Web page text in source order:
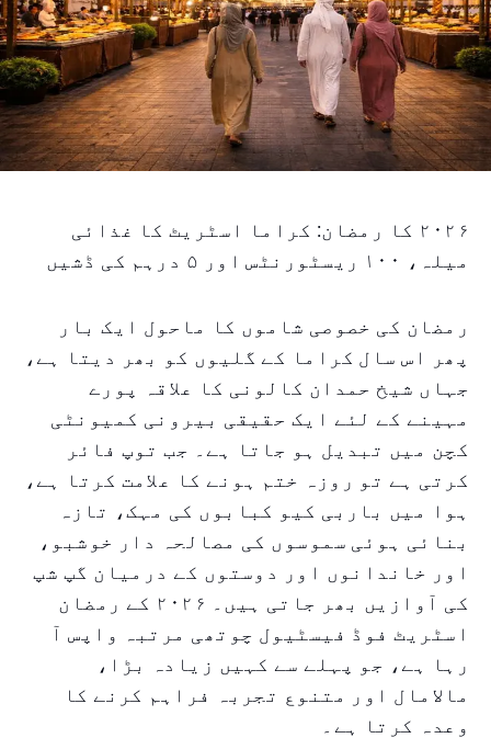
۲۰۲۶ کا رمضان: کراما اسٹریٹ کا غذائی
میلہ، ۱۰۰ ریسٹورنٹس اور ۵ درہم کی ڈشیں
رمضان کی خصوصی شاموں کا ماحول ایک بار
پھر اس سال کراما کے گلیوں کو بھر دیتا ہے،
جہاں شیخ حمدان کالونی کا علاقہ پورے
مہینے کے لئے ایک حقیقی بیرونی کمیونٹی
کچن میں تبدیل ہو جاتا ہے۔ جب توپ فائر
کرتی ہے تو روزہ ختم ہونے کا علامت کرتا ہے،
ہوا میں باربی کیو کبابوں کی مہک، تازہ
بنائی ہوئی سموسوں کی مصالحہ دار خوشبو،
اور خاندانوں اور دوستوں کے درمیان گپ شپ
کی آوازیں بھر جاتی ہیں۔ ۲۰۲۶ کے رمضان
اسٹریٹ فوڈ فیسٹیول چوتھی مرتبہ واپس آ
رہا ہے، جو پہلے سے کہیں زیادہ بڑا،
مالامال اور متنوع تجربہ فراہم کرنے کا
وعدہ کرتا ہے۔